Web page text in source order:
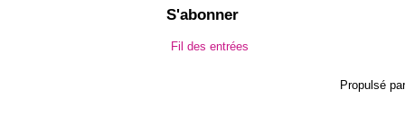
S'abonner
Fil des entrées
Propulsé